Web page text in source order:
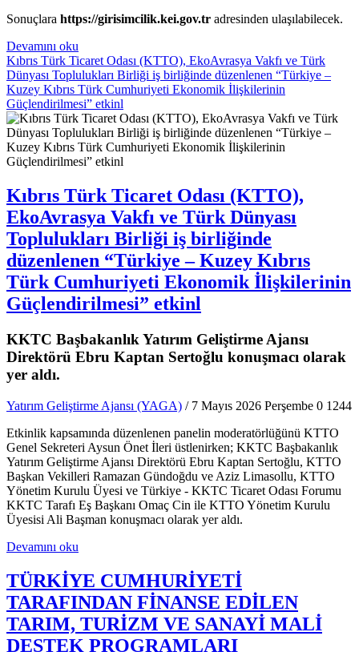
Sonuçlara https://girisimcilik.kei.gov.tr adresinden ulaşılabilecek.
Devamını oku
Kıbrıs Türk Ticaret Odası (KTTO), EkoAvrasya Vakfı ve Türk
Dünyası Toplulukları Birliği iş birliğinde düzenlenen “Türkiye –
Kuzey Kıbrıs Türk Cumhuriyeti Ekonomik İlişkilerinin
Güçlendirilmesi” etkinl
Kıbrıs Türk Ticaret Odası (KTTO),
EkoAvrasya Vakfı ve Türk Dünyası
Toplulukları Birliği iş birliğinde
düzenlenen “Türkiye – Kuzey Kıbrıs
Türk Cumhuriyeti Ekonomik İlişkilerinin
Güçlendirilmesi” etkinl
KKTC Başbakanlık Yatırım Geliştirme Ajansı
Direktörü Ebru Kaptan Sertoğlu konuşmacı olarak
yer aldı.
Yatırım Geliştirme Ajansı (YAGA) / 7 Mayıs 2026 Perşembe 0 1244
Etkinlik kapsamında düzenlenen panelin moderatörlüğünü KTTO
Genel Sekreteri Aysun Önet İleri üstlenirken; KKTC Başbakanlık
Yatırım Geliştirme Ajansı Direktörü Ebru Kaptan Sertoğlu, KTTO
Başkan Vekilleri Ramazan Gündoğdu ve Aziz Limasollu, KTTO
Yönetim Kurulu Üyesi ve Türkiye - KKTC Ticaret Odası Forumu
KKTC Tarafı Eş Başkanı Omaç Cin ile KTTO Yönetim Kurulu
Üyesisi Ali Başman konuşmacı olarak yer aldı.
Devamını oku
TÜRKİYE CUMHURİYETİ
TARAFINDAN FİNANSE EDİLEN
TARIM, TURİZM VE SANAYİ MALİ
DESTEK PROGRAMLARI